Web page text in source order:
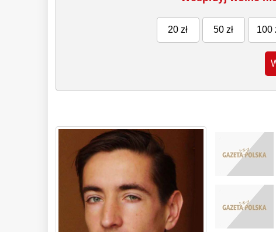
20 zł 50 zł 100